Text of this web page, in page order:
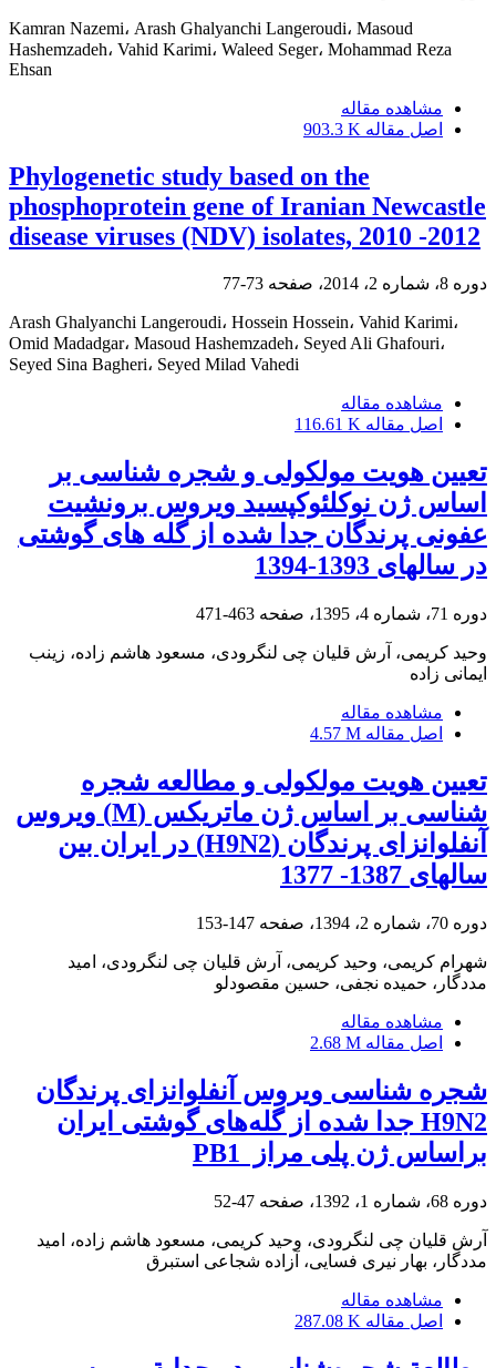
Kamran Nazemi، Arash Ghalyanchi Langeroudi، Masoud
Hashemzadeh، Vahid Karimi، Waleed Seger، Mohammad Reza
Ehsan
مشاهده مقاله
اصل مقاله 903.3 K
Phylogenetic study based on the
phosphoprotein gene of Iranian Newcastle
disease viruses (NDV) isolates, 2010 -2012
دوره 8، شماره 2، 2014، صفحه 73-77
Arash Ghalyanchi Langeroudi، Hossein Hossein، Vahid Karimi،
Omid Madadgar، Masoud Hashemzadeh، Seyed Ali Ghafouri،
Seyed Sina Bagheri، Seyed Milad Vahedi
مشاهده مقاله
اصل مقاله 116.61 K
تعیین هویت مولکولی و شجره شناسی بر
اساس ژن نوکلئوکپسید ویروس برونشیت
عفونی پرندگان جدا شده از گله های گوشتی
در سالهای 1393-1394
دوره 71، شماره 4، 1395، صفحه 463-471
وحید کریمی، آرش قلیان چی لنگرودی، مسعود هاشم زاده، زینب
ایمانی زاده
مشاهده مقاله
اصل مقاله 4.57 M
تعیین هویت مولکولی و مطالعه شجره
شناسی بر اساس ژن ماتریکس (M) ویروس
آنفلوانزای پرندگان (H9N2) در ایران بین
سالهای 1387- 1377
دوره 70، شماره 2، 1394، صفحه 147-153
شهرام کریمی، وحید کریمی، آرش قلیان چی لنگرودی، امید
مددگار، حمیده نجفی، حسین مقصودلو
مشاهده مقاله
اصل مقاله 2.68 M
شجره شناسی ویروس آنفلوانزای پرندگان
‌H9N2 جدا شده از گله‌های گوشتی ایران
براساس ژن پلی مراز ‌ PB1
دوره 68، شماره 1، 1392، صفحه 47-52
آرش قلیان چی لنگرودی، وحید کریمی، مسعود هاشم زاده، امید
مددگار، بهار نیری فسایی، آزاده شجاعی استبرق
مشاهده مقاله
اصل مقاله 287.08 K